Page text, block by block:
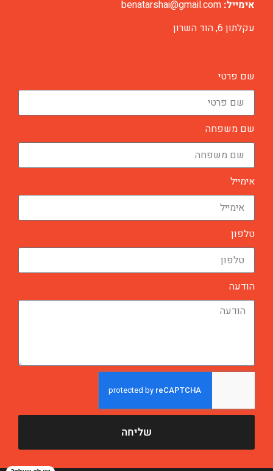
אימייל: benatarshai@gmail.com
עקלתון 6, הוד השרון
שם פרטי
שם משפחה
אימייל
טלפון
הודעה
שליחה